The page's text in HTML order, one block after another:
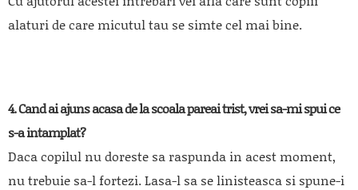
alaturi de care micutul tau se simte cel mai bine.
4. Cand ai ajuns acasa de la scoala pareai trist, vrei sa-mi spui ce
s-a intamplat?
Daca copilul nu doreste sa raspunda in acest moment,
nu trebuie sa-l fortezi. Lasa-l sa se linisteasca si spune-i